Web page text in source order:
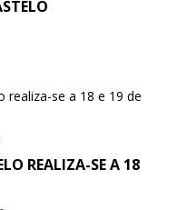
REALIZA-SE A 18